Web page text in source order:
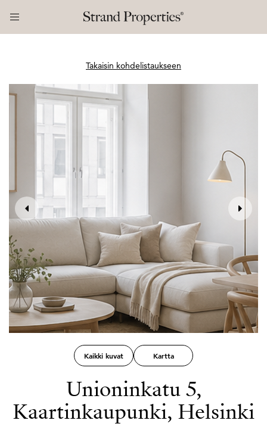
Takaisin kohdelistaukseen
Kaikki kuvat Kartta
Unioninkatu 5,
Kaartinkaupunki, Helsinki